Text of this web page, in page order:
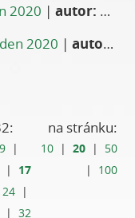
2020 |autor:
2020 |autor:
9 |
| 17
24 |
|32
na stránku:
10| 20| 50
| 100